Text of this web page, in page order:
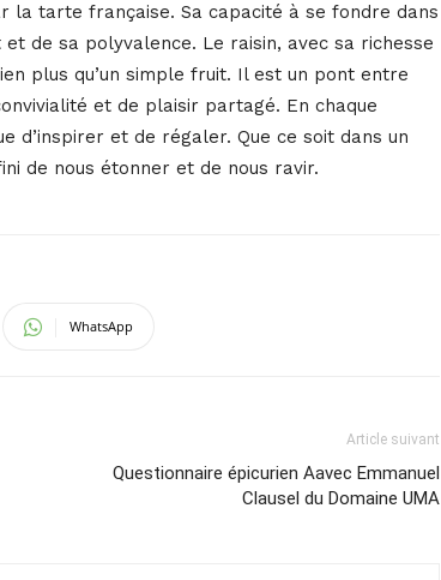
la tarte française. Sa capacité à se fondre dans
de sa polyvalence. Le raisin, avec sa richesse
plus qu’un simple fruit. Il est un pont entre
et de plaisir partagé. En chaque
d’inspirer et de régaler. Que ce soit dans un
de nous étonner et de nous ravir.
WhatsApp
Article suivant
Questionnaire épicurien Aavec Emmanuel
Clausel du Domaine UMA